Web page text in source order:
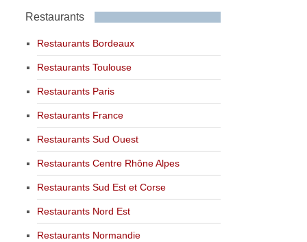
Restaurants
Restaurants Bordeaux
Restaurants Toulouse
Restaurants Paris
Restaurants France
Restaurants Sud Ouest
Restaurants Centre Rhône Alpes
Restaurants Sud Est et Corse
Restaurants Nord Est
Restaurants Normandie